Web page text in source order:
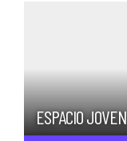
ESPACIO JOVEN